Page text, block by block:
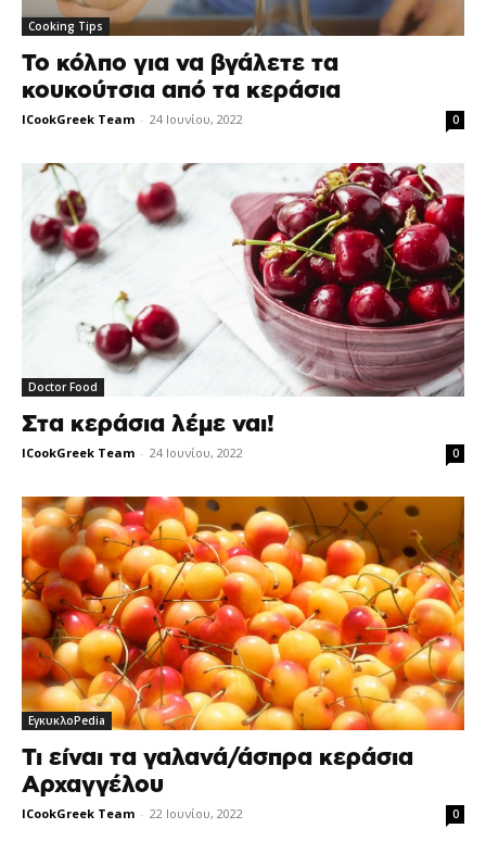
Cooking Tips
Το κόλπο για να βγάλετε τα
κουκούτσια από τα κεράσια
ICookGreek Team - 24 Ιουνίου, 2022 0
Doctor Food
Στα κεράσια λέμε ναι!
ICookGreek Team - 24 Ιουνίου, 2022 0
ΕγκυκλοPedia
Τι είναι τα γαλανά/άσπρα κεράσια
Αρχαγγέλου
ICookGreek Team - 22 Ιουνίου, 2022 0